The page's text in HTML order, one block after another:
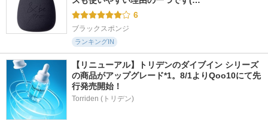
6
ブラックスポンジ
ランキングIN
【リニューアル】トリデンのダイブイン シリーズ
の商品がアップグレード*1。8/1よりQoo10にて先
行発売開始！
Torriden (トリデン)